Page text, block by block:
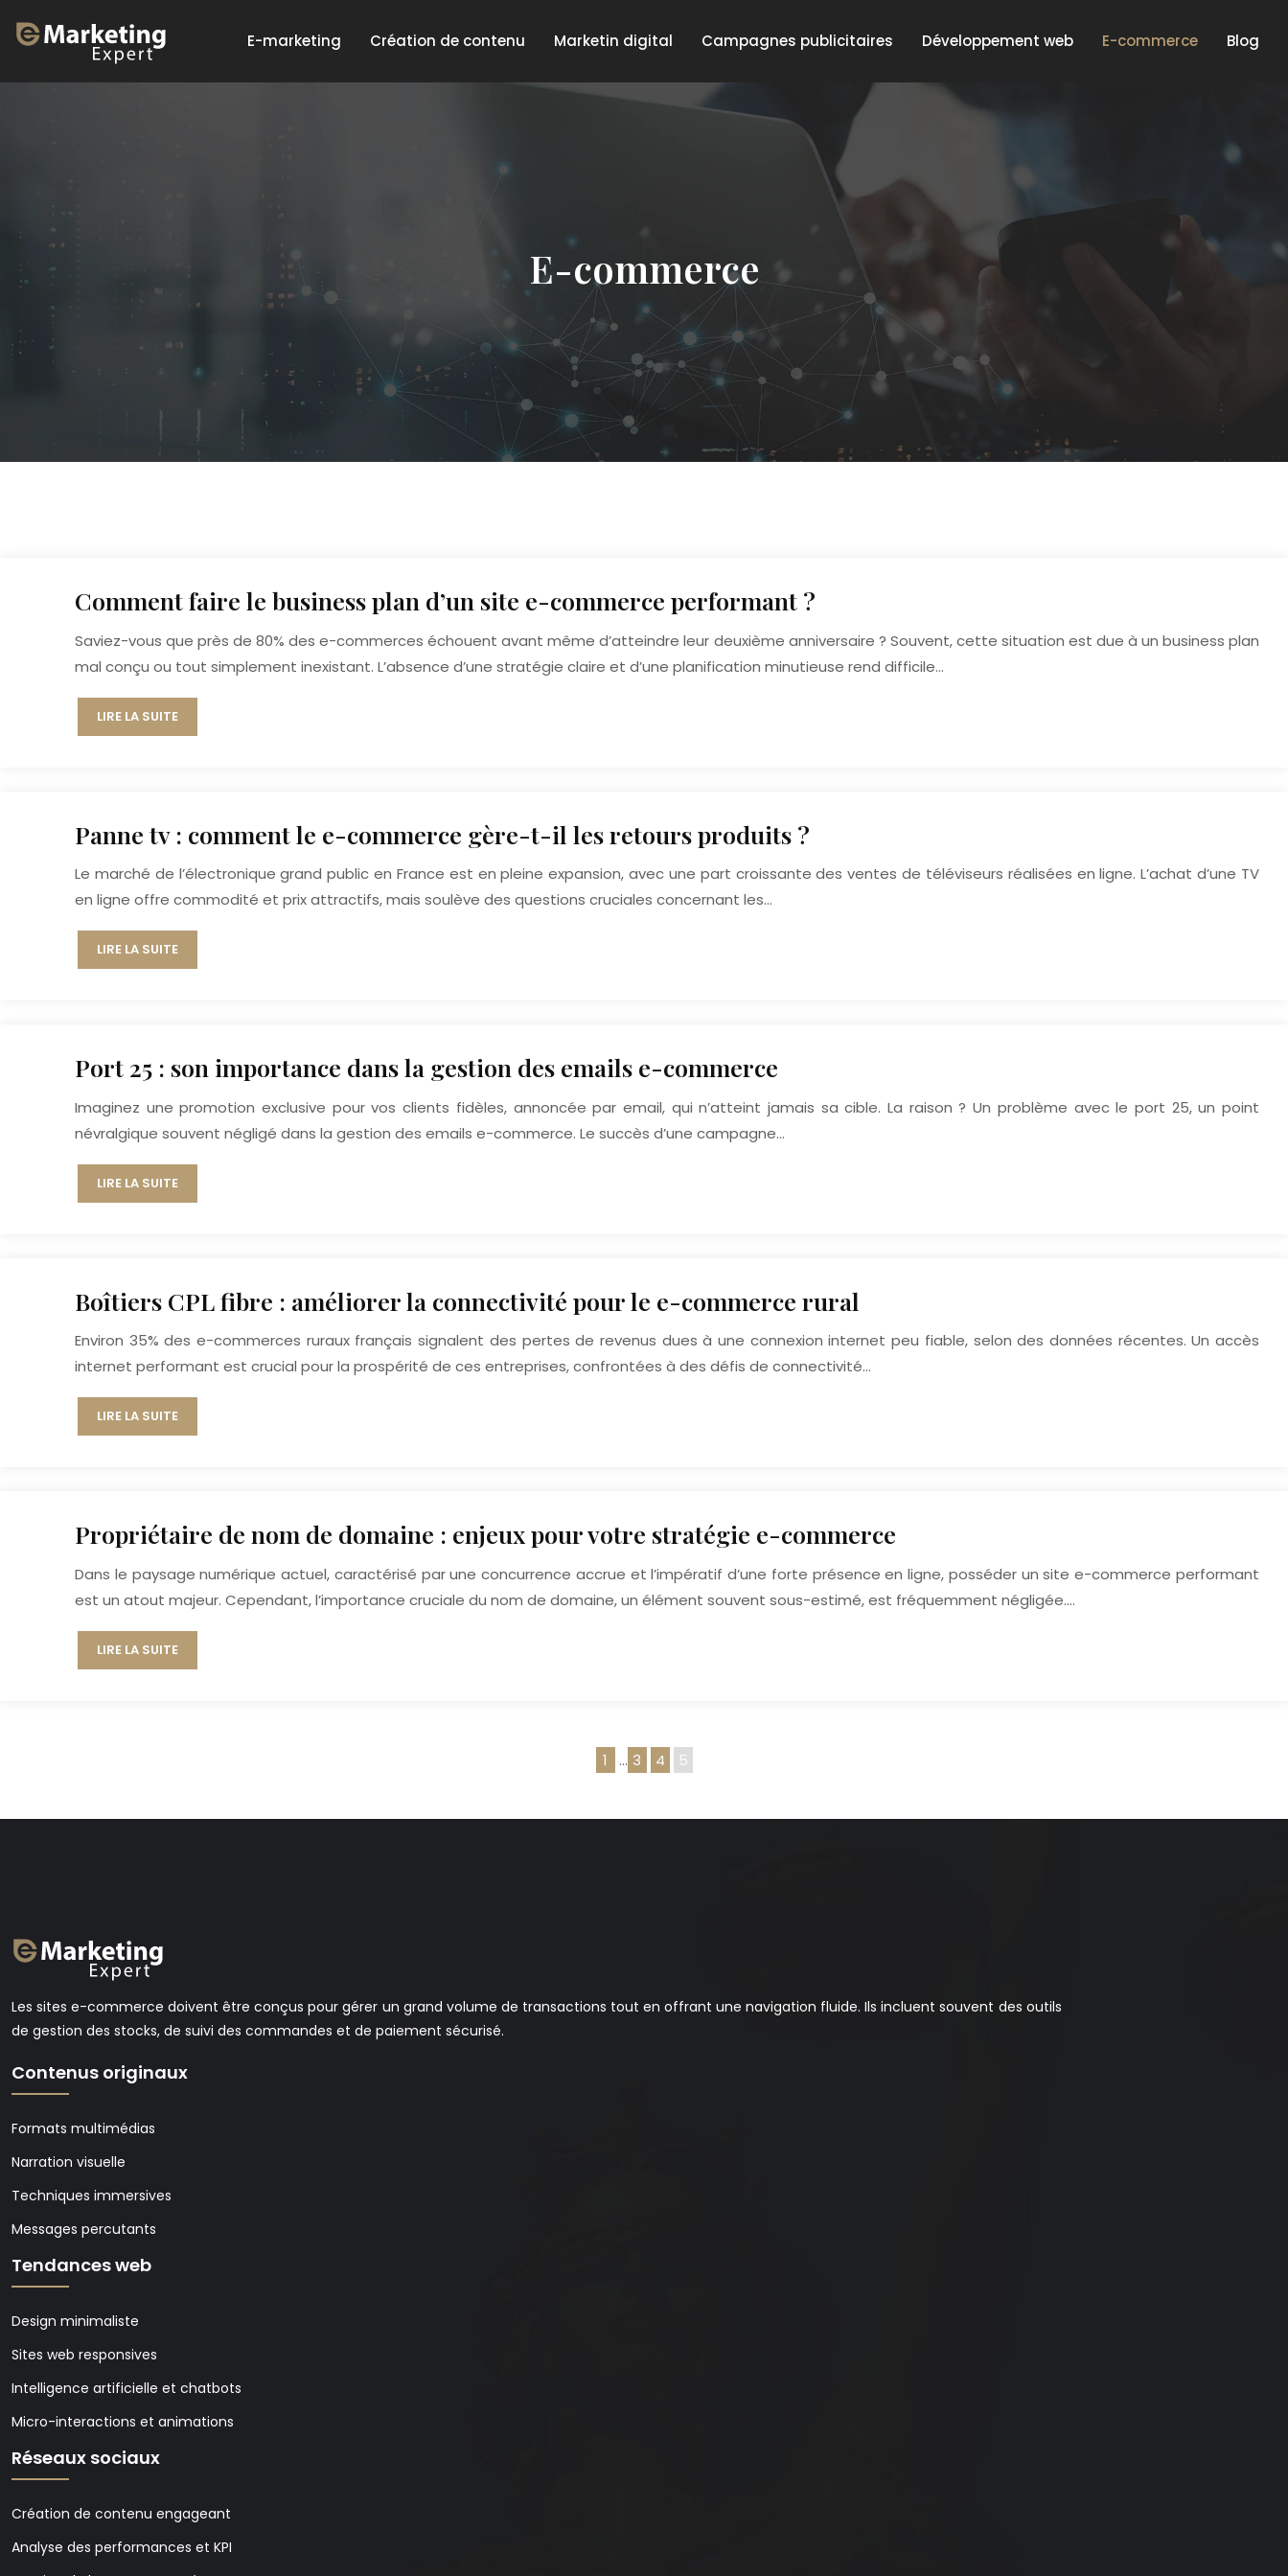
E-marketing Création de contenu Marketin digital Campagnes publicitaires Développement web E-commerce Blog
E-commerce
Comment faire le business plan d’un site e-commerce performant ?
Saviez-vous que près de 80% des e-commerces échouent avant même d’atteindre leur deuxième anniversaire ? Souvent, cette situation est due à un business plan
mal conçu ou tout simplement inexistant. L’absence d’une stratégie claire et d’une planification minutieuse rend difficile…
LIRE LA SUITE
Panne tv : comment le e-commerce gère-t-il les retours produits ?
Le marché de l’électronique grand public en France est en pleine expansion, avec une part croissante des ventes de téléviseurs réalisées en ligne. L’achat d’une TV
en ligne offre commodité et prix attractifs, mais soulève des questions cruciales concernant les…
LIRE LA SUITE
Port 25 : son importance dans la gestion des emails e-commerce
Imaginez une promotion exclusive pour vos clients fidèles, annoncée par email, qui n’atteint jamais sa cible. La raison ? Un problème avec le port 25, un point
névralgique souvent négligé dans la gestion des emails e-commerce. Le succès d’une campagne…
LIRE LA SUITE
Boîtiers CPL fibre : améliorer la connectivité pour le e-commerce rural
Environ 35% des e-commerces ruraux français signalent des pertes de revenus dues à une connexion internet peu fiable, selon des données récentes. Un accès
internet performant est crucial pour la prospérité de ces entreprises, confrontées à des défis de connectivité…
LIRE LA SUITE
Propriétaire de nom de domaine : enjeux pour votre stratégie e-commerce
Dans le paysage numérique actuel, caractérisé par une concurrence accrue et l’impératif d’une forte présence en ligne, posséder un site e-commerce performant
est un atout majeur. Cependant, l’importance cruciale du nom de domaine, un élément souvent sous-estimé, est fréquemment négligée….
LIRE LA SUITE
1 … 3 4 5
Les sites e-commerce doivent être conçus pour gérer un grand volume de transactions tout en offrant une navigation fluide. Ils incluent souvent des outils
de gestion des stocks, de suivi des commandes et de paiement sécurisé.
Contenus originaux
Formats multimédias
Narration visuelle
Techniques immersives
Messages percutants
Tendances web
Design minimaliste
Sites web responsives
Intelligence artificielle et chatbots
Micro-interactions et animations
Réseaux sociaux
Création de contenu engageant
Analyse des performances et KPI